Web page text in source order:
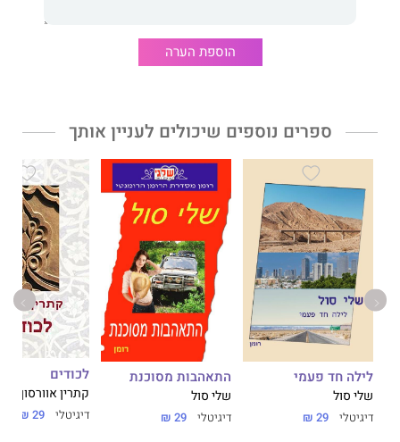
הוספת הערה
ספרים נוספים שיכולים לעניין אותך
לילה חד פעמי
שלי סול
דיגיטלי 29 ₪
התאהבות מסוכנת
שלי סול
דיגיטלי 29 ₪
לכודים
קתרין אוורסון
דיגיטלי 29 ₪